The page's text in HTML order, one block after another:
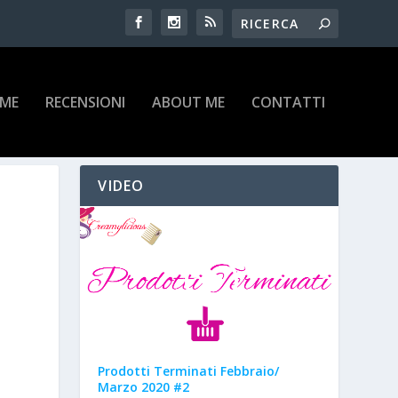
RECENSIONI ABOUT ME CONTATTI
VIDEO
Prodotti Terminati Febbraio/
Marzo 2020 #2